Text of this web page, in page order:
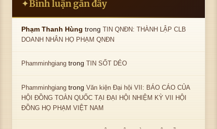
✦Bình luận gần đây
Phạm Thanh Hùng trongTIN QNĐN: THÀNH LẬP CLB
DOANH NHÂN HỌ PHẠM QNĐN
Phamminhgiang trongTIN SỐT DẺO
Phamminhgiang trongVăn kiện Đại hội VII: BÁO CÁO CỦA
HỘI ĐỒNG TOÀN QUỐC TẠI ĐẠI HỘI NHIỆM KỲ VII HỘI
ĐỒNG HỌ PHẠM VIỆT NAM